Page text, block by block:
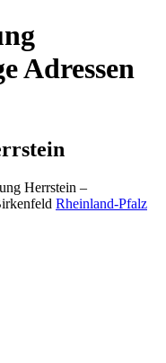
Adressen
Herrstein –
Rheinland-Pfalz